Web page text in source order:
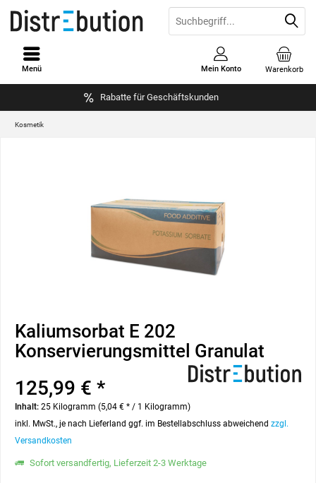
Rabatte für Geschäftskunden
Warenkorb
Mein Konto
Menü
Kosmetik
Kaliumsorbat E 202
Konservierungsmittel Granulat
125,99 € *
Inhalt: 25 Kilogramm (5,04 € * / 1 Kilogramm)
inkl. MwSt., je nach Lieferland ggf. im Bestellabschluss abweichend zzgl.
Versandkosten
Sofort versandfertig, Lieferzeit 2-3 Werktage